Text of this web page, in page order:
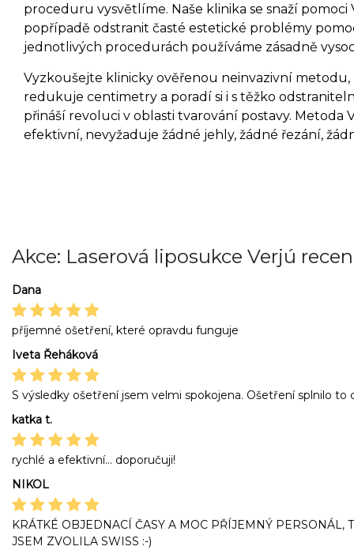
proceduru vysvětlíme. Naše klinika se snaží pomoci
popřípadě odstranit časté estetické problémy
jednotlivých procedurách používáme zásadně
Vyzkoušejte klinicky ověřenou neinvazivní
redukuje centimetry a poradí si i s těžko
přináší revoluci v oblasti tvarování postavy. Metoda
efektivní, nevyžaduje žádné jehly, žádné řezání,
Akce: Laserová liposukce Verjú
Dana
příjemné ošetření, které opravdu funguje
Iveta Řeháková
S výsledky ošetření jsem velmi spokojena. Ošetření splnilo to
katka t.
rychlé a efektivní... doporučuji!
NIKOL
KRÁTKÉ OBJEDNACÍ ČASY A MOC PŘÍJEMNÝ PERSONÁL,
JSEM ZVOLILA SWISS :-)